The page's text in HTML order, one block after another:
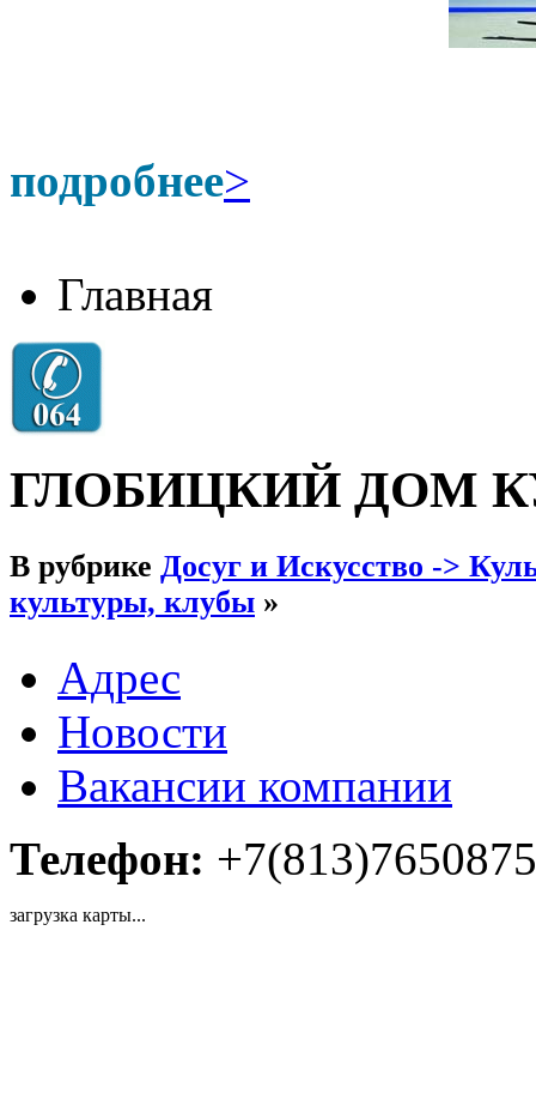
подробнее>
Главная
ГЛОБИЦКИЙ ДОМ
В рубрике Досуг и Искусство ->
культуры, клубы »
Адрес
Новости
Вакансии компании
Телефон: +7(813)7650875
загрузка карты...